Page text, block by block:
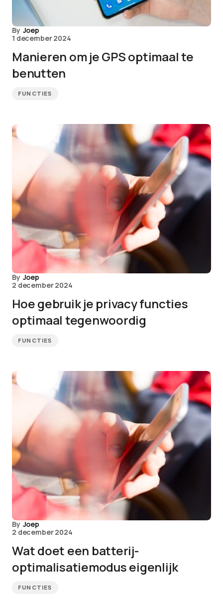
By Joep
1 december 2024
Manieren om je GPS optimaal te
benutten
FUNCTIES
By Joep
2 december 2024
Hoe gebruik je privacy functies
optimaal tegenwoordig
FUNCTIES
By Joep
2 december 2024
Wat doet een batterij-
optimalisatiemodus eigenlijk
FUNCTIES